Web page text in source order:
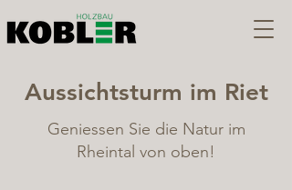
Aussichtsturm im Riet
Geniessen Sie die Natur im
Rheintal von oben!